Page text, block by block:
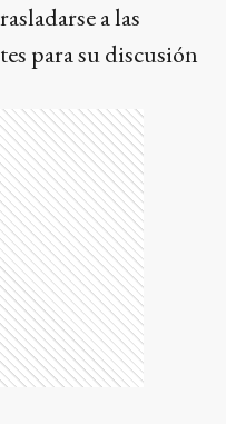
a las
para su discusión